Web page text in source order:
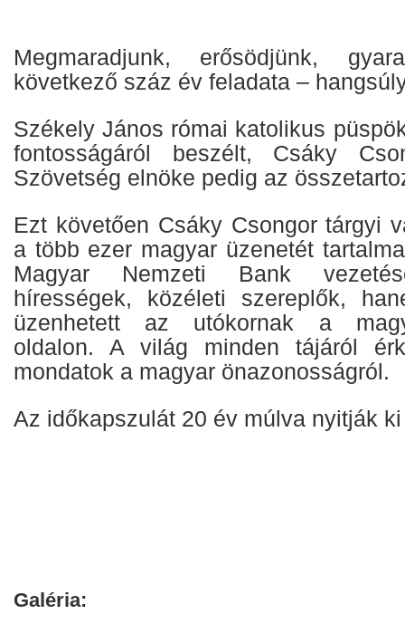
Megmaradjunk, erősödjünk,
következő száz év feladata –
Székely János római katolikus
fontosságáról beszélt, Csáky
Szövetség elnöke pedig az
Ezt követően Csáky Csongor tárgyi
a több ezer magyar üzenetét
Magyar Nemzeti Bank
hírességek, közéleti szereplők,
üzenhetett az utókornak a
oldalon. A világ minden tájáról
mondatok a magyar önazonosságról.
Az időkapszulát 20 év múlva nyitják
Galéria: